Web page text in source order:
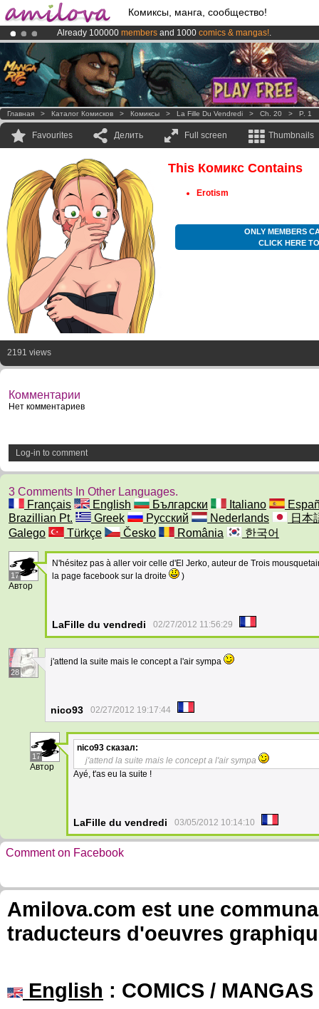
Комиксы, манга, сообщество!
Already 100000 members and 1000 comics & mangas!.
AmilovaKickstarter is now LIVE!.
Premium membership from3.95 euros per month !Get membership
Главная > Каталог Комисков > Комиксы > La Fille Du Vendredi > Ch. 20 > P. 1
Favourites Делить Full screen Thumbnails
This Комикс Contains
Erotism
ONLY MEMBERS
CLICK HERE
2191 views
Комментарии
Нет комментариев
Log-in to comment
3 Comments In Other Languages.
Français
English Български Italiano
Brazillian Pt.
Greek Русский Nederlands
日本
Galego
Türkçe Česko România 한국어
17
Автор
N'hésitez pas à aller voir celle d'El Jerko, auteur de Trois
la page facebook sur la droite
)
LaFille du vendredi 02/27/2012 11:56:29
28
j'attend la suite mais le concept a l'air sympa
nico93 02/27/2012 19:17:44
17
Автор
nico93 сказал:
j'attend la suite mais le concept a l'air sympa
Ayé, t'as eu la suite !
LaFille du vendredi 03/05/2012 10:14:10
Comment on Facebook
Amilova.com est une
traducteurs d'oeuvres
English : COMICS /